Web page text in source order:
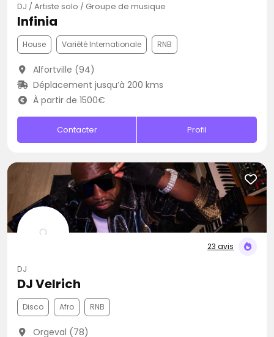
DJ / Artiste solo / Groupe de musique
Infinia
House Variété Internationale RNB
Alfortville (94)
Déplacement jusqu’à 200 kms
À partir de 1500€
Contacter Profil
23 avis
DJ
DJ Velrich
Disco Afro RNB
Orgeval (78)